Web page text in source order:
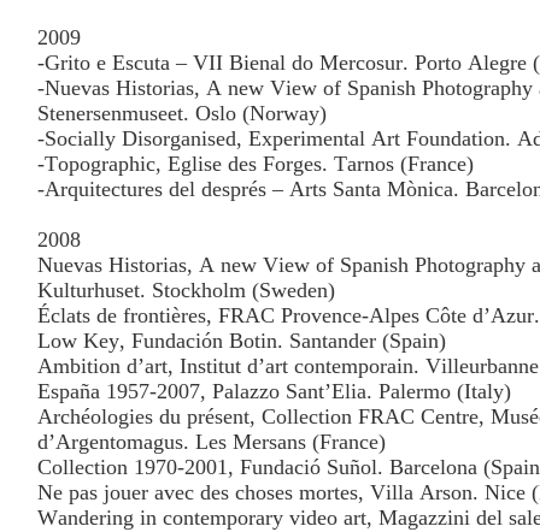
2009
-Grito e Escuta – VII Bienal do Mercosur. Porto Alegre
-Nuevas Historias, A new View of Spanish
Stenersenmuseet. Oslo (Norway)
-Socially Disorganised, Experimental Art Foundation.
-Topographic, Eglise des Forges. Tarnos (France)
-Arquitectures del després – Arts Santa Mònica.
2008
Nuevas Historias, A new View of Spanish Photography
Kulturhuset. Stockholm (Sweden)
Éclats de frontières, FRAC Provence-Alpes Côte
Low Key, Fundación Botin. Santander (Spain)
Ambition d’art, Institut d’art contemporain.
España 1957-2007, Palazzo Sant’Elia. Palermo (Italy)
Archéologies du présent, Collection FRAC Centre,
d’Argentomagus. Les Mersans (France)
Collection 1970-2001, Fundació Suñol. Barcelona
Ne pas jouer avec des choses mortes, Villa Arson. Nice
Wandering in contemporary video art, Magazzini del